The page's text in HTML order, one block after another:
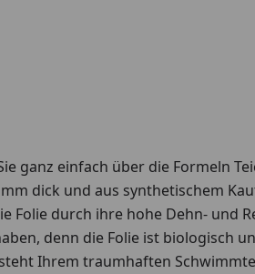
ganz einfach über die Formeln
mm dick und aus synthetischem
Folie durch ihre hohe Dehn- und
denn die Folie ist biologisch
Ihrem traumhaften